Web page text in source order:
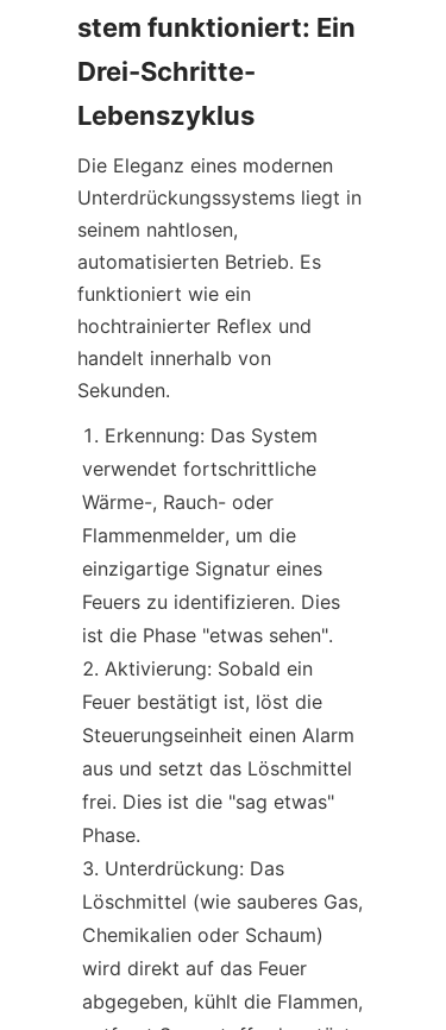
stem funktioniert: Ein
Drei-Schritte-
Lebenszyklus
Die Eleganz eines modernen
Unterdrückungssystems liegt in
seinem nahtlosen,
automatisierten Betrieb. Es
funktioniert wie ein
hochtrainierter Reflex und
handelt innerhalb von
Sekunden.
Erkennung: Das System
verwendet fortschrittliche
Wärme-, Rauch- oder
Flammenmelder, um die
einzigartige Signatur eines
Feuers zu identifizieren. Dies
ist die Phase "etwas sehen".
Aktivierung: Sobald ein
Feuer bestätigt ist, löst die
Steuerungseinheit einen Alarm
aus und setzt das Löschmittel
frei. Dies ist die "sag etwas"
Phase.
Unterdrückung: Das
Löschmittel (wie sauberes Gas,
Chemikalien oder Schaum)
wird direkt auf das Feuer
abgegeben, kühlt die Flammen,